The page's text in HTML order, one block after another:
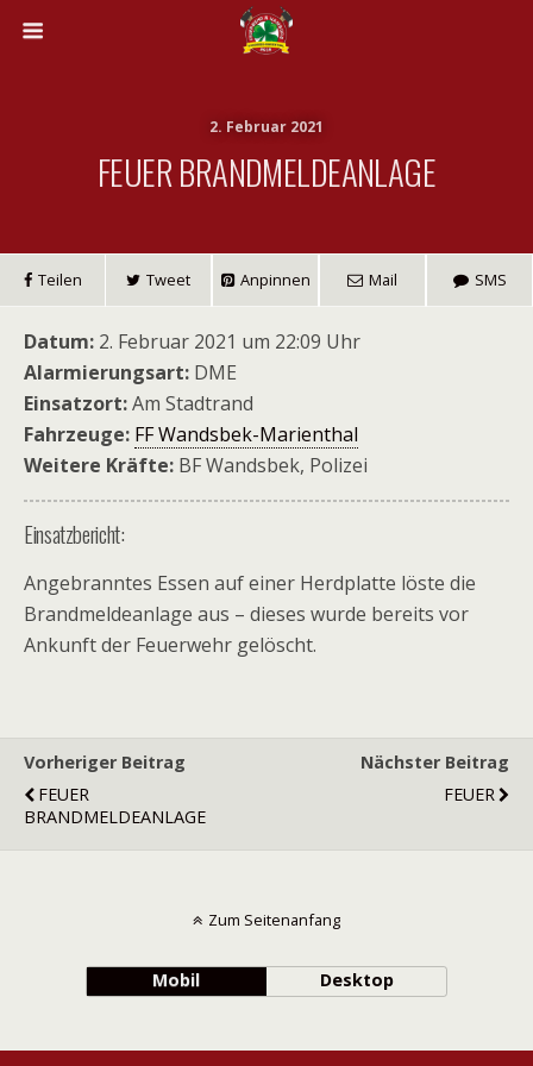
2. Februar 2021
FEUER BRANDMELDEANLAGE
Teilen Tweet Anpinnen Mail SMS
Datum: 2. Februar 2021 um 22:09 Uhr
Alarmierungsart: DME
Einsatzort:Am Stadtrand
Fahrzeuge: FF Wandsbek-Marienthal
Weitere Kräfte: BF Wandsbek, Polizei
Einsatzbericht:
Angebranntes Essen auf einer Herdplatte löste die
Brandmeldeanlage aus – dieses wurde bereits vor
Ankunft der Feuerwehr gelöscht.
Vorheriger Beitrag
FEUER
BRANDMELDEANLAGE
Nächster Beitrag
FEUER
Zum Seitenanfang
Mobil Desktop